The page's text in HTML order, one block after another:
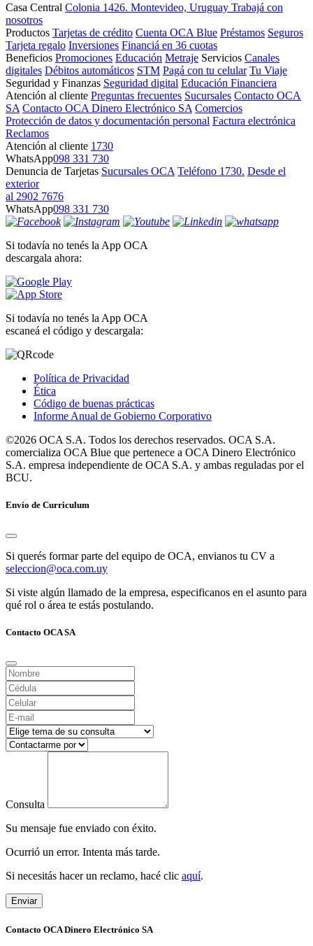
Casa Central Colonia 1426. Montevideo, Uruguay Trabajá con
nosotros
Productos Tarjetas de crédito Cuenta OCA Blue Préstamos Seguros
Tarjeta regalo Inversiones Financiá en 36 cuotas
Beneficios Promociones Educación Metraje Servicios Canales
digitales Débitos automáticos STM Pagá con tu celular Tu Viaje
Seguridad y Finanzas Seguridad digital Educación Financiera
Atención al cliente Preguntas frecuentes Sucursales Contacto OCA
SA Contacto OCA Dinero Electrónico SA Comercios
Protección de datos y documentación personal Factura electrónica
Reclamos
Atención al cliente 1730
WhatsApp098 331 730
Denuncia de Tarjetas Sucursales OCA Teléfono 1730. Desde el
exterior
al 2902 7676
WhatsApp098 331 730
Si todavía no tenés la App OCA
descargala ahora:
Si todavía no tenés la App OCA
escaneá el código y descargala:
Política de Privacidad
Ética
Código de buenas prácticas
Informe Anual de Gobierno Corporativo
©2026 OCA S.A. Todos los derechos reservados. OCA S.A.
comercializa OCA Blue que pertenece a OCA Dinero Electrónico
S.A. empresa independiente de OCA S.A. y ambas reguladas por el
BCU.
Envío de Curriculum
Si querés formar parte del equipo de OCA, envianos tu CV a
seleccion@oca.com.uy
Si viste algún llamado de la empresa, especificanos en el asunto para
qué rol o área te estás postulando.
Contacto OCA SA
Consulta
Su mensaje fue enviado con éxito.
Ocurrió un error. Intenta más tarde.
Si necesitás hacer un reclamo, hacé clic aquí.
Enviar
Contacto OCA Dinero Electrónico SA